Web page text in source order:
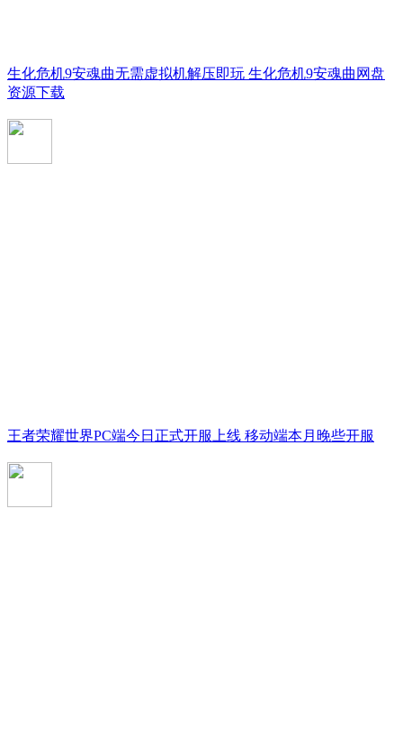
生化危机9安魂曲无需虚拟机解压即玩 生化危机9安魂曲网盘
资源下载
王者荣耀世界PC端今日正式开服上线 移动端本月晚些开服